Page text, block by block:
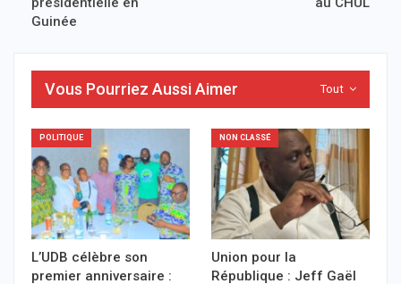
Guinée
Tout
Vous Pourriez Aussi Aimer
POLITIQUE
L’UDB célèbre son
premier anniversaire :
NON CLASSÉ
Union pour la
République : Jeff Gaël